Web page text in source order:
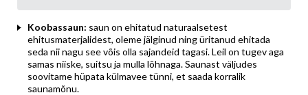
Koobassaun: saun on ehitatud naturaalsetest
ehitusmaterjalidest, oleme jälginud ning üritanud ehitada
seda nii nagu see võis olla sajandeid tagasi. Leil on tugev aga
samas niiske, suitsu ja mulla lõhnaga. Saunast väljudes
soovitame hüpata külmavee tünni, et saada korralik
saunamõnu.